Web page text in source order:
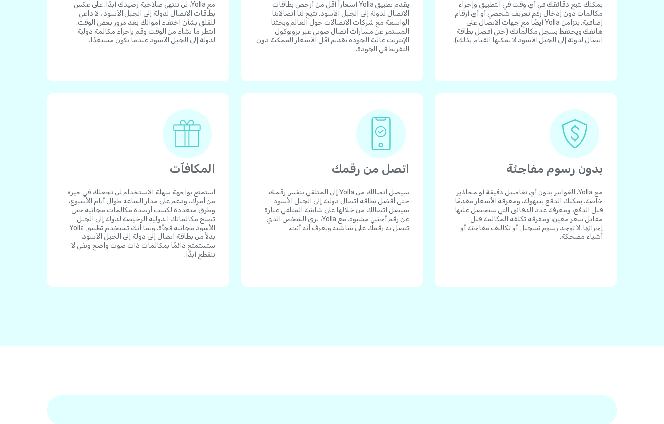
يمكنك تتبع دقائقك في أي وقت في التطبيق وإجراء
مكالمات دون إدخال رقم تعريف شخصي أو أي أرقام
إضافية. يتزامن Yolla أيضًا مع جهات الاتصال على
هاتفك ويحتفظ بسجل مكالماتك (حتى أفضل بطاقة
اتصال لدولة إلى الجبل الأسود لا يمكنها القيام بذلك).
يقدم تطبيق Yolla أسعاراً أقل من أرخص بطاقات
الاتصال لدولة إلى الجبل الأسود. تتيح لنا اتصالاتنا
الواسعة مع شركات الاتصالات حول العالم وبحثنا
المستمر عن مسارات اتصال صوتي عبر بروتوكول
الإنترنت عالية الجودة تقديم أقل الأسعار الممكنة دون
التفريط في الجودة.
مع Yolla، لن تنتهي صلاحية رصيدك أبدًا. على عكس
بطاقات الاتصال لدولة إلى الجبل الأسود ، لا داعي
للقلق بشأن اختفاء أموالك بعد مرور بعض الوقت.
انتظر ما تشاء من الوقت وقم بإجراء مكالمة دولية
لدولة إلى الجبل الأسود عندما تكون مستعدًا.
بدون رسوم مفاجئة
مع Yolla، الفواتير بدون أي تفاصيل دقيقة أو محاذير
خاصة. يمكنك الدفع بسهولة، ومعرفة الأسعار مقدمًا
قبل الدفع، ومعرفة عدد الدقائق التي ستحصل عليها
مقابل سعر معين، ومعرفة تكلفة المكالمة قبل
إجرائها. لا توجد رسوم تسجيل أو تكاليف مفاجئة أو
أشياء مضحكة.
اتصل من رقمك
سيصل اتصالك من Yolla إلى المتلقي بنفس رقمك.
حتى أفضل بطاقة اتصال دولية إلى الجبل الأسود
سيصل اتصالك من خلالها على شاشة المتلقي عبارة
عن رقم أجنبي مشبوه. مع Yolla، يرى الشخص الذي
تتصل به رقمك على شاشته ويعرف أنه أنت.
المكافآت
استمتع بواجهة سهلة الاستخدام لن تجعلك في حيرة
من أمرك، ودعم على مدار الساعة طوال أيام الأسبوع،
وطرق متعددة لكسب أرصدة مكالمات مجانية حتى
تصبح مكالماتك الدولية الرخيصة لدولة إلى الجبل
الأسود مجانية فجأة. وبما أنك تستخدم تطبيق Yolla
بدلاً من بطاقة اتصال إلى دولة إلى الجبل الأسود،
ستستمتع دائمًا بمكالمات ذات صوت واضح ونقي لا
تنقطع أبدًا.